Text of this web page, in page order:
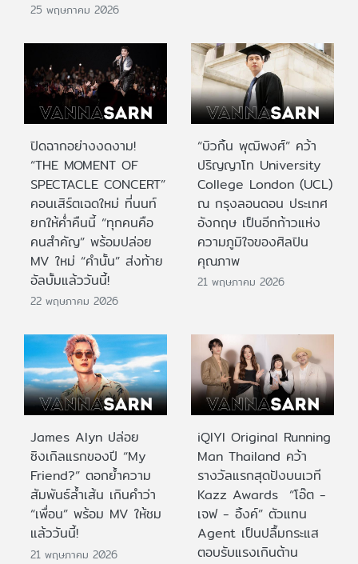
25 พฤษภาคม 2026
ปิดฉากอย่างงดงาม!
“THE MOMENT OF
SPECTACLE CONCERT”
คอนเสิร์ตเฉดใหม่ ที่นนท์
ยกให้ค่ำคืนนี้ “ทุกคนคือ
คนสำคัญ” พร้อมปล่อย
MV ใหม่ “คำนั้น” ส่งท้าย
อัลบั้มแล้ววันนี้!
22 พฤษภาคม 2026
“บิวกิ้น พุฒิพงศ์” คว้า
ปริญญาโท University
College London (UCL)
ณ กรุงลอนดอน ประเทศ
อังกฤษ เป็นอีกก้าวแห่ง
ความภูมิใจของศิลปิน
คุณภาพ
21 พฤษภาคม 2026
James Alyn ปล่อย
ซิงเกิลแรกของปี “My
Friend?” ตอกย้ำความ
สัมพันธ์ล้ำเส้น เกินคำว่า
“เพื่อน” พร้อม MV ให้ชม
แล้ววันนี้!
21 พฤษภาคม 2026
iQIYI Original Running
Man Thailand คว้า
รางวัลแรกสุดปังบนเวที
Kazz Awards “โอ๊ต -
เจฟ - อิ้งค์” ตัวแทน
Agent เป็นปลื้มกระแส
ตอบรับแรงเกินต้าน